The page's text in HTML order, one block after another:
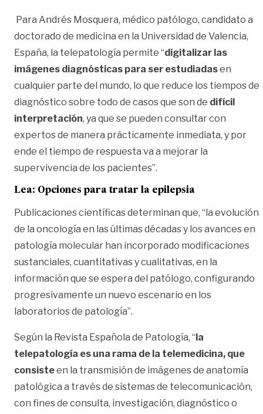
Para Andrés Mosquera, médico patólogo, candidato a
doctorado de medicina en la Universidad de Valencia,
España, la telepatología permite “digitalizar las
imágenes diagnósticas para ser estudiadasen
cualquier parte del mundo, lo que reduce los tiempos de
diagnóstico sobre todo de casos que son de difícil
interpretación, ya que se pueden consultar con
expertos de manera prácticamente inmediata, y por
ende el tiempo de respuesta va a mejorar la
supervivencia de los pacientes”.
Lea: Opciones para tratar la epilepsia
Publicaciones científicas determinan que, “la evolución
de la oncología en las últimas décadas y los avances en
patología molecular han incorporado modificaciones
sustanciales, cuantitativas y cualitativas, en la
información que se espera del patólogo, configurando
progresivamente un nuevo escenario en los
laboratorios de patología”.
Según la Revista Española de Patología, “la
telepatología es una rama de la telemedicina, que
consisteen la transmisión de imágenes de anatomía
patológica a través de sistemas de telecomunicación,
con fines de consulta, investigación, diagnóstico o